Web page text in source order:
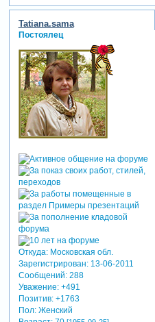
Tatiana.sama
Постоялец
Откуда:Московская обл.
Зарегистрирован: 13-06-2011
Сообщений:288
Уважение: +491
Позитив: +1763
Пол:Женский